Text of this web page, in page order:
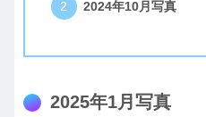
2024年10月写真
2025年1月写真